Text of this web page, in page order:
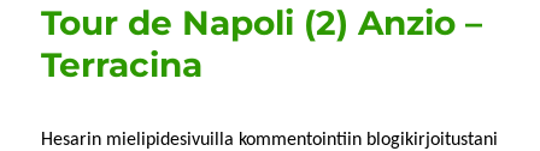
Tour de Napoli (2) Anzio –
Terracina
Hesarin mielipi­desivuil­la kom­men­toin­ti­in blogikir­joi­tus­tani